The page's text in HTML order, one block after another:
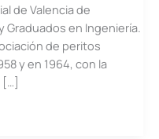
de Valencia de
en Ingeniería.
de peritos
y en 1964, con la
[…]